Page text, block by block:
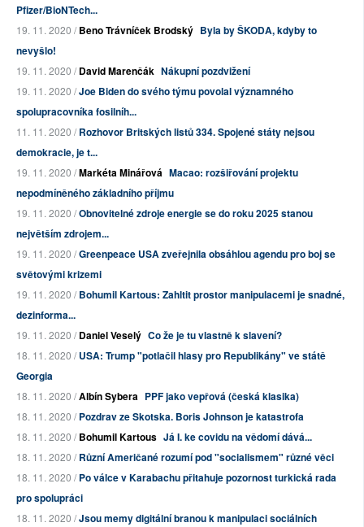
Pfizer/BioNTech...
19. 11. 2020 /Beno Trávníček Brodský Byla by ŠKODA, kdyby to
nevyšlo!
19. 11. 2020 /David Marenčák Nákupní pozdvižení
19. 11. 2020 /Joe Biden do svého týmu povolal významného
spolupracovníka fosilníh...
11. 11. 2020 /Rozhovor Britských listů 334. Spojené státy nejsou
demokracie, je t...
19. 11. 2020 /Markéta Minářová Macao: rozšiřování projektu
nepodmíněného základního příjmu
19. 11. 2020 /Obnovitelné zdroje energie se do roku 2025 stanou
největším zdrojem...
19. 11. 2020 /Greenpeace USA zveřejnila obsáhlou agendu pro boj se
světovými krizemi
19. 11. 2020 /Bohumil Kartous: Zahltit prostor manipulacemi je snadné,
dezinforma...
19. 11. 2020 /Daniel Veselý Co že je tu vlastně k slavení?
18. 11. 2020 /USA: Trump "potlačil hlasy pro Republikány" ve státě
Georgia
18. 11. 2020 /Albín Sybera PPF jako vepřová (česká klasika)
18. 11. 2020 /Pozdrav ze Skotska. Boris Johnson je katastrofa
18. 11. 2020 /Bohumil Kartous Já I. ke covidu na vědomí dává...
18. 11. 2020 /Různí Američané rozumí pod "socialismem" různé věci
18. 11. 2020 /Po válce v Karabachu přitahuje pozornost turkická rada
pro spolupráci
18. 11. 2020 /Jsou memy digitální branou k manipulaci sociálních